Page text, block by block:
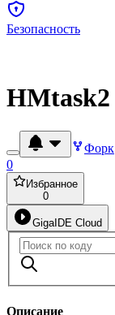
Безопасность
HMtask2
Форк
0
Избранное
0
GigaIDE Cloud
Описание